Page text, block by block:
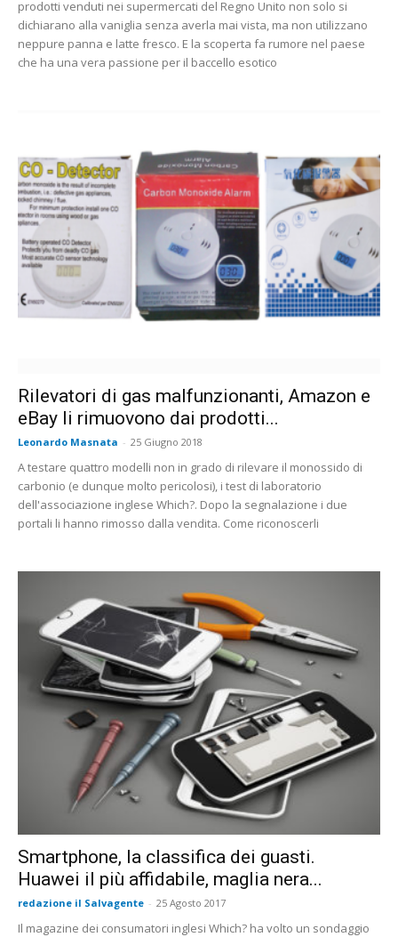
prodotti venduti nei supermercati del Regno Unito non solo si
dichiarano alla vaniglia senza averla mai vista, ma non utilizzano
neppure panna e latte fresco. E la scoperta fa rumore nel paese
che ha una vera passione per il baccello esotico
Rilevatori di gas malfunzionanti, Amazon e
eBay li rimuovono dai prodotti...
Leonardo Masnata - 25 Giugno 2018
A testare quattro modelli non in grado di rilevare il monossido di
carbonio (e dunque molto pericolosi), i test di laboratorio
dell'associazione inglese Which?. Dopo la segnalazione i due
portali li hanno rimosso dalla vendita. Come riconoscerli
Smartphone, la classifica dei guasti.
Huawei il più affidabile, maglia nera...
redazione il Salvagente - 25 Agosto 2017
Il magazine dei consumatori inglesi Which? ha volto un sondaggio